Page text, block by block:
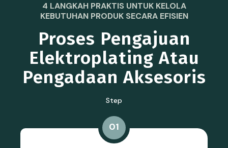
4 LANGKAH PRAKTIS UNTUK KELOLA
KEBUTUHAN PRODUK SECARA EFISIEN
Proses Pengajuan
Elektroplating Atau
Pengadaan Aksesoris
Step
01